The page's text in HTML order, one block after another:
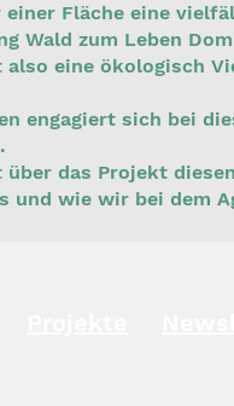
Fläche eine
Wald zum Leben
eine ökologisch
engagiert sich bei
über das Projekt
und wie wir bei dem